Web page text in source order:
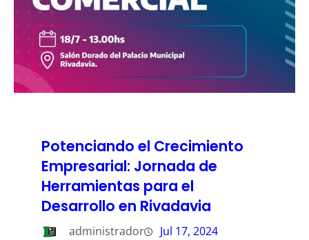
Potenciando el Crecimiento
Empresarial: Jornada de
Herramientas para el
Desarrollo en Rivadavia
administrador Jul 17, 2024